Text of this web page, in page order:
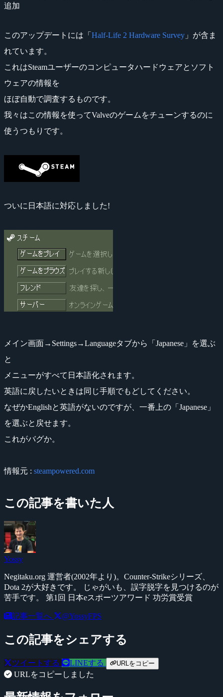
追加
このアップデートには「 Half-Life 2 Hardware Survey 」が含ま
れています。
これはSteamユーザーのコンピュータハードウェアとソフト
ウェアの情報を
ほぼ自動で調査するものです。
我々はこの情報を使ってValveのゲームをチューンするのに
使うつもりです。
ついに日本語に対応しました!
メイン画面→Settings→Languageタブから「Japanese」を選ぶ
と
メニューがすべて日本語化されます。
英語に戻したいときは同じ手順でもどしてください。
なぜかEnglishと英語がないのですが、一番上の「Japanese」
を選ぶと戻せます。
これがバグか。
情報元 : steampowered.com
この記事を書いた人
Yossy
Negitaku.org 運営者(2002年より)。Counter-Strikeシリーズ、
Dota 2が大好きです。 じゃがいも、誤字脱字を見つけるのが
苦手です。 第1回 日本eスポーツアワード 功労賞受賞
記事一覧へ @YossyFPS
この記事をシェアする
ツイートする LINEする URLをコピー
URLをコピーしました